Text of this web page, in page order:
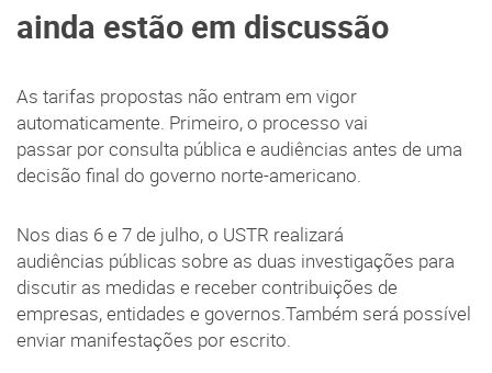
ainda estão em discussão
As tarifas propostas não entram em vigor
automaticamente. Primeiro, o processo vai
passar por consulta pública e audiências antes de uma
decisão final do governo norte-americano.
Nos dias 6 e 7 de julho, o USTR realizará
audiências públicas sobre as duas investigações para
discutir as medidas e receber contribuições de
empresas, entidades e governos.Também será possível
enviar manifestações por escrito.